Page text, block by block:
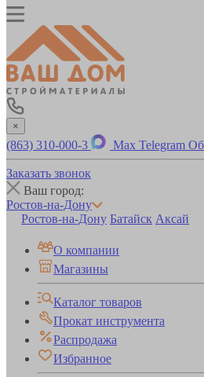
×
(863) 310-000-3 Max Telegram
Заказать звонок
Ваш город:
Ростов-на-Дону
Ростов-на-Дону Батайск Аксай
О компании
Магазины
Каталог товаров
Прокат инструмента
Распродажа
Избранное